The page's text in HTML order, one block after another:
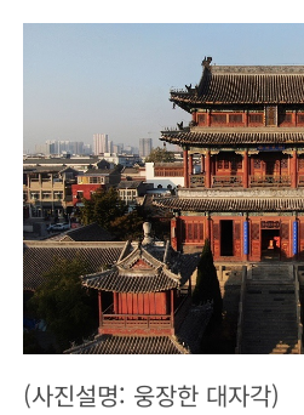
(사진설명: 웅장한 대자각)